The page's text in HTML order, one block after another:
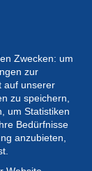
Zwecken: um
zur
auf unserer
zu speichern,
um Statistiken
Bedürfnisse
anzubieten,